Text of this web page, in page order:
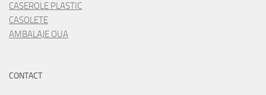
CASEROLE PLASTIC
CASOLETE
AMBALAJE OUA
CONTACT